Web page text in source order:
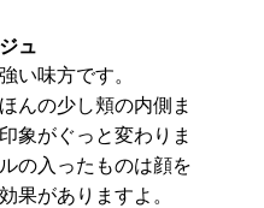
ュ
い味方です。
んの少し頬の内側ま
象がぐっと変わりま
の入ったものは顔を
果がありますよ。